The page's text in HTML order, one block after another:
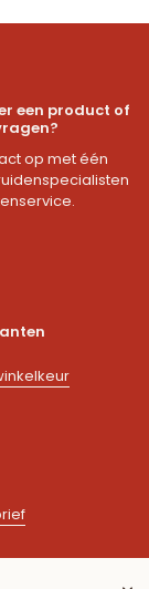
een product of
op met één